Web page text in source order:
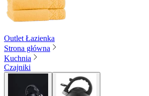
Outlet Łazienka
Strona główna
Kuchnia
Czajniki